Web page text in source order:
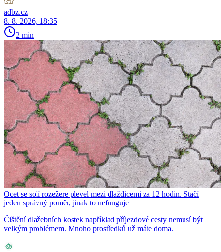
adbz.cz
8. 8. 2026, 18:35
2 min
Ocet se solí rozežere plevel mezi dlaždicemi za 12 hodin. Stačí
jeden správný poměr, jinak to nefunguje
Čištění dlažebních kostek například příjezdové cesty nemusí být
velkým problémem. Mnoho prostředků už máte doma.